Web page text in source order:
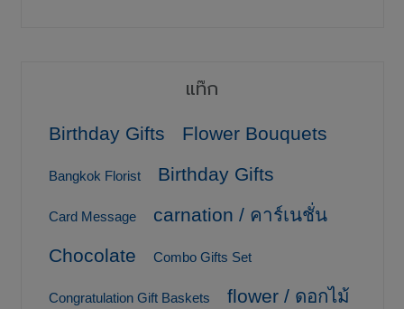
แท๊ก
Birthday Gifts Flower Bouquets
Bangkok Florist Birthday Gifts
Card Message
carnation / คาร์เนชั่น
Chocolate
Combo Gifts Set
Congratulation Gift Baskets flower / ดอกไม้